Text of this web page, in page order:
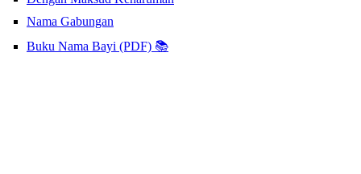
Nama Gabungan
Buku Nama Bayi (PDF) 📚